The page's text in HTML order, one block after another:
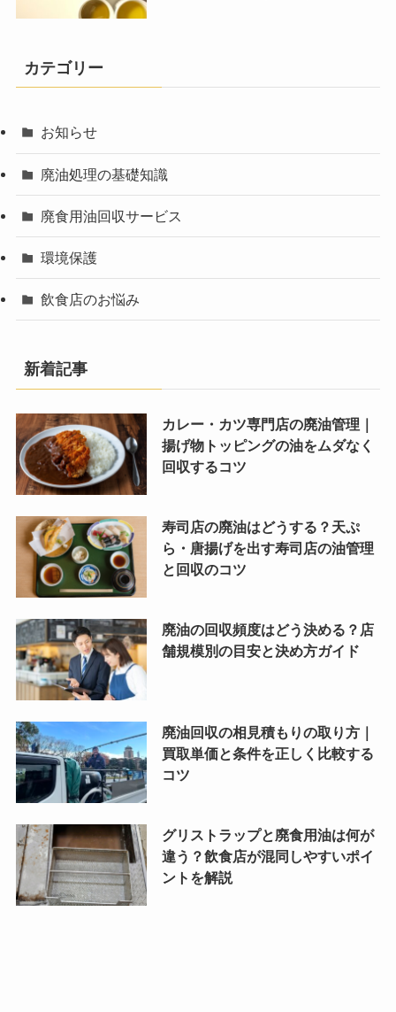
カテゴリー
お知らせ
廃油処理の基礎知識
廃食用油回収サービス
環境保護
飲食店のお悩み
新着記事
カレー・カツ専門店の廃油管理｜
揚げ物トッピングの油をムダなく
回収するコツ
寿司店の廃油はどうする？天ぷ
ら・唐揚げを出す寿司店の油管理
と回収のコツ
廃油の回収頻度はどう決める？店
舗規模別の目安と決め方ガイド
廃油回収の相見積もりの取り方｜
買取単価と条件を正しく比較する
コツ
グリストラップと廃食用油は何が
違う？飲食店が混同しやすいポイ
ントを解説